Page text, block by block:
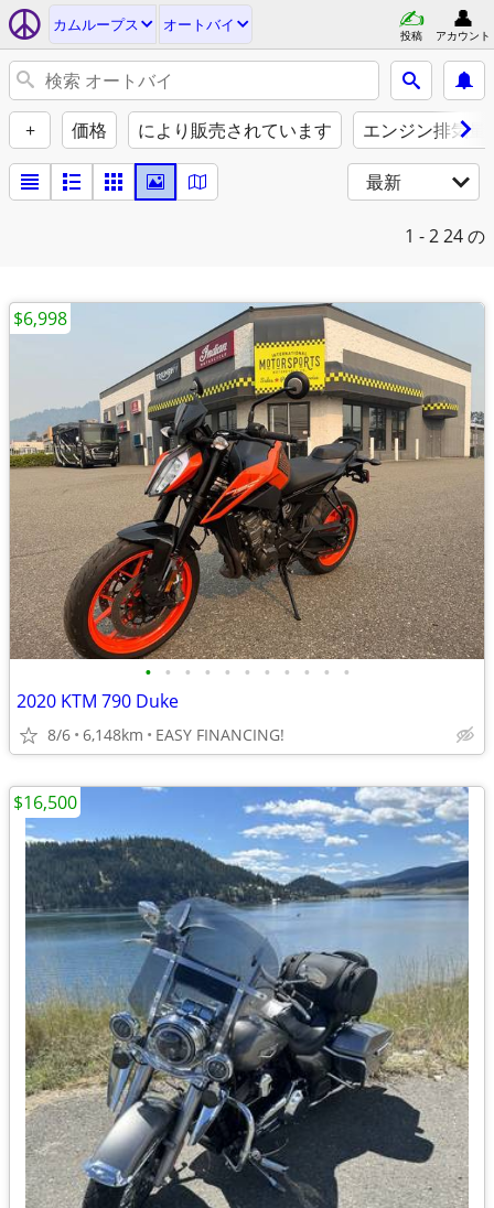
カムループス オートバイ
投稿 アカウント
+ 価格 により販売されています エンジン排気量
最新
1 - 224 の
• • • • • • • • • • •
2020 KTM 790 Duke
8/6 6,148km EASY FINANCING!
$6,998
$16,500